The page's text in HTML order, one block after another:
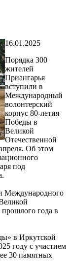
16.01.2025
Порядка 300
жителей
Приангарья
вступили в
Международный
волонтерский
корпус 80-летия
Победы в
Великой
Отечественной
Об этом
под
Международного
прошлого года в
в Иркутской
году с участием
30 памятных